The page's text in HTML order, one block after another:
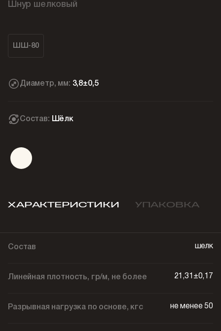
Шнур шелковый
ШШ-80
Диаметр, мм: 3,8±0,5
Состав: Шёлк
ХАРАКТЕРИСТИКИ УПАКОВКА
Состав шелк
Линейная плотность, гр/м, не более 21,31±0,17
Разрывная нагрузка по основе, кгс не менее 50